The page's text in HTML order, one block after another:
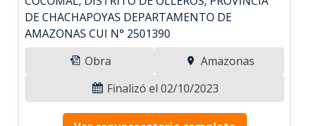
DE CHACHAPOYAS DEPARTAMENTO DE
AMAZONAS CUI N° 2501390
Obra
Amazonas
Finalizó el 02/10/2023